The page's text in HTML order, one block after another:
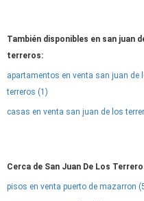
También disponibles en san juan
terreros:
apartamentos en venta san juan de
terreros (1)
casas en venta san juan de los
Cerca de San Juan De Los
pisos en venta puerto de mazarron